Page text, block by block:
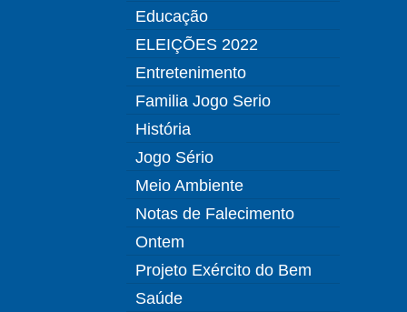
Educação
ELEIÇÕES 2022
Entretenimento
Familia Jogo Serio
História
Jogo Sério
Meio Ambiente
Notas de Falecimento
Ontem
Projeto Exército do Bem
Saúde